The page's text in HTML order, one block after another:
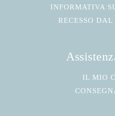
INFORMATIVA
RECESSO
IL MIO